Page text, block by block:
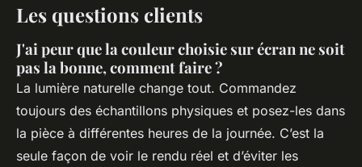
Les questions clients
J'ai peur que la couleur choisie sur écran ne soit
pas la bonne, comment faire ?
La lumière naturelle change tout. Commandez
toujours des échantillons physiques et posez-les dans
la pièce à différentes heures de la journée. C’est la
seule façon de voir le rendu réel et d’éviter les